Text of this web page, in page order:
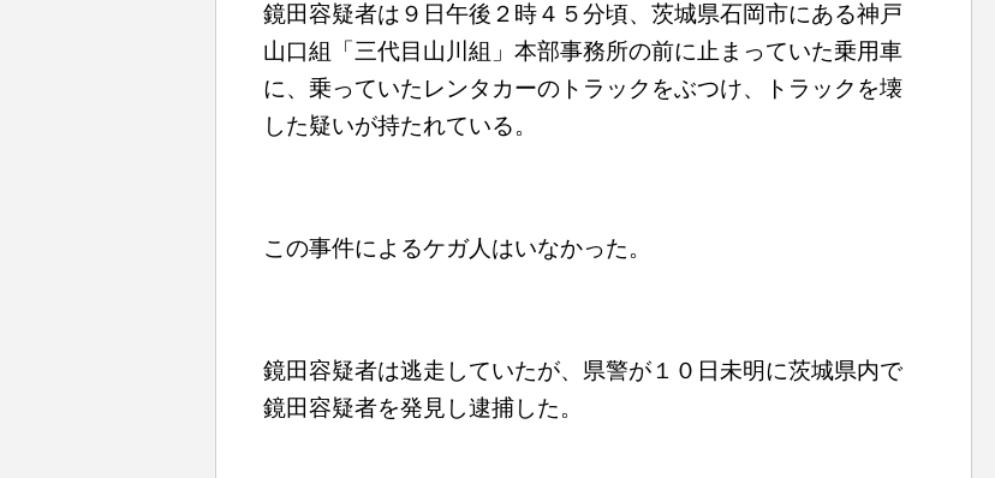
鏡田容疑者は９日午後２時４５分頃、茨城県石岡市にある神戸
山口組「三代目山川組」本部事務所の前に止まっていた乗用車
に、乗っていたレンタカーのトラックをぶつけ、トラックを壊
した疑いが持たれている。
この事件によるケガ人はいなかった。
鏡田容疑者は逃走していたが、県警が１０日未明に茨城県内で
鏡田容疑者を発見し逮捕した。